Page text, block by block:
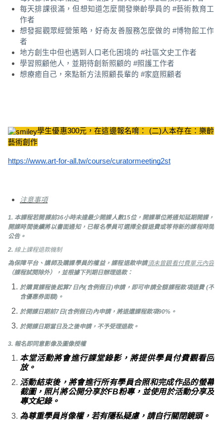
每天排課很滿，但想知道怎麼開發樂齡學員的 #藝術教育工
作者
想發掘觀眾經營策略，好奇友善服務怎麼做的 #博物館工作
者
地方創生中但也遇到人口老化困境的 #社區文史工作者
學習照顧他人，並期待創新照顧的 #照護工作者
想療癒自己，來點新方法照顧長輩的 #家庭照顧者
學生優惠300元，在這邊報名唷： (二)人本存在：樂齡
藝術創作
https://www.art-for-all.tw/course/curatormeeting2st
注意事項
1. 本課程若開課前36小時未達最少開課人數15位，開課單位將通知延期開課，
開課時間後續將以書面通知，已報名學員可選擇全額退費或等待新的課程時間
公告。
2. 線上課程退款機制
為保障平台、講師及購課學員的權益，課程退款申請須未曾觀看付費單元內容
（課程試閱除外），並根據下列期日辦理退款：
於購買課程後起算7日內(含例假日)申請，即可申請全額課程款項退費 (不
含優惠券面額)。
於開課日期前7日(含例假日)內申請，將退還課程款項90%。
於開課日期當日及之後申請，不予受理退款。
3. 報名即同意影像及圖像授權
本堂活動將會進行課堂錄影，將提供學員付費觀看回
放。
活動結束後，將會進行所有學員合照和完成作品的螢幕
截圖，照片將公開分享於FB粉專，並使用於活動分享及
專文紀錄。
為尊重學員肖像權，若有隱私疑慮，請自行關閉鏡頭。